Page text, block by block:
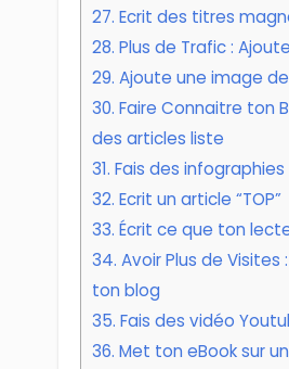
27. Ecrit des titres
28. Plus de Trafic :
29. Ajoute une image
30. Faire Connaitre ton
des articles liste
31. Fais des infographies
32. Ecrit un article “TOP”
33. Écrit ce que ton
34. Avoir Plus de Visites
ton blog
35. Fais des vidéo
36. Met ton eBook sur